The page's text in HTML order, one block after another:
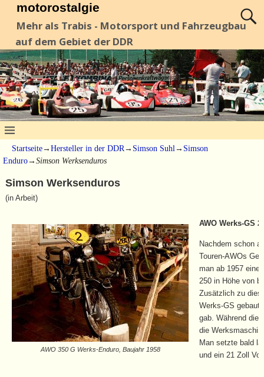
motorostalgie
Mehr als Trabis - Motorsport und Fahrzeugbau
auf dem Gebiet der DDR
Startseite→ Hersteller in der DDR → Simson Suhl → Simson
Enduro→ Simson Werksenduros
Simson Werksenduros
(in Arbeit)
AWO 350 G Werks-Enduro, Baujahr 1958
AWO Werks-GS
Nachdem schon
Touren-AWOs
man ab 1957 eine
250 in Höhe von
Zusätzlich zu
Werks-GS gebaut
gab. Während die
die
Man setzte bald
und ein 21 Zoll